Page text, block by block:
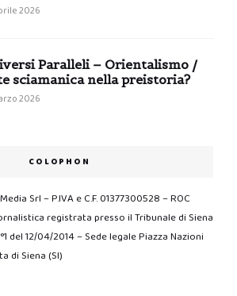
2026
Paralleli – Orientalismo /
sciamanica nella preistoria?
2026
COLOPHON
Srl – P.IVA e C.F. 01377300528 – ROC
registrata presso il Tribunale di Siena
del 12/04/2014 – Sede legale Piazza Nazioni
di Siena (SI)